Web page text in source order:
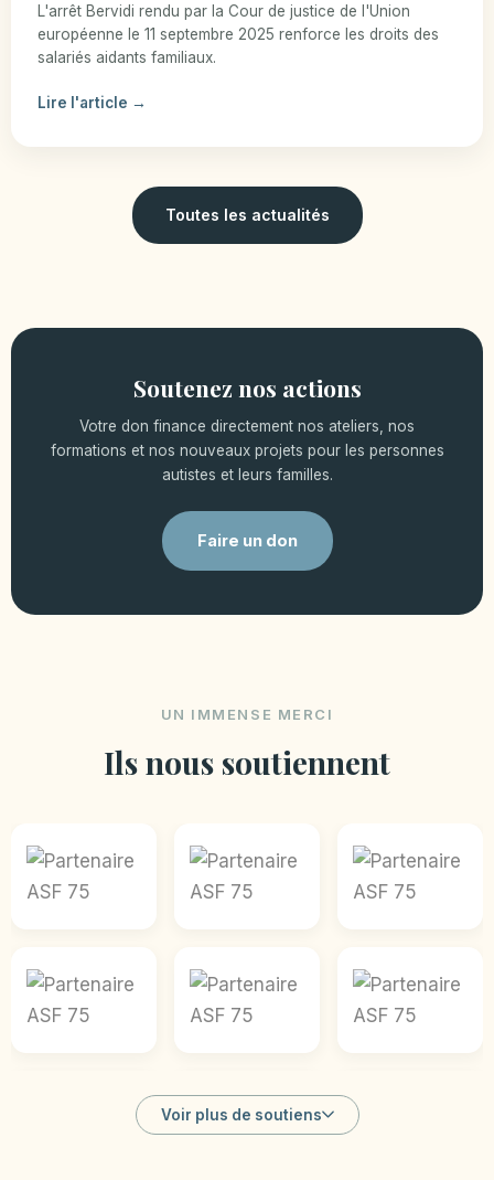
L'arrêt Bervidi rendu par la Cour de justice de l'Union
européenne le 11 septembre 2025 renforce les droits des
salariés aidants familiaux.
Lire l'article
Toutes les actualités
Soutenez nos actions
Votre don finance directement nos ateliers, nos
formations et nos nouveaux projets pour les personnes
autistes et leurs familles.
Faire un don
UN IMMENSE MERCI
Ils nous soutiennent
Voir plus de soutiens